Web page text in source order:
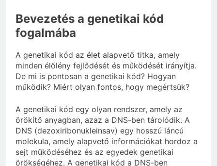
Bevezetés a genetikai kód
fogalmába
A genetikai kód az élet alapvető titka, amely
minden élőlény fejlődését és működését irányítja.
De mi is pontosan a genetikai kód? Hogyan
működik? Miért olyan fontos, hogy megértsük?
A genetikai kód egy olyan rendszer, amely az
örökítő anyagban, azaz a DNS-ben tárolódik. A
DNS (dezoxiribonukleinsav) egy hosszú láncú
molekula, amely alapvető információkat hordoz a
sejt működéséhez és az egyedek genetikai
örökségéhez. A genetikai kód a DNS-ben